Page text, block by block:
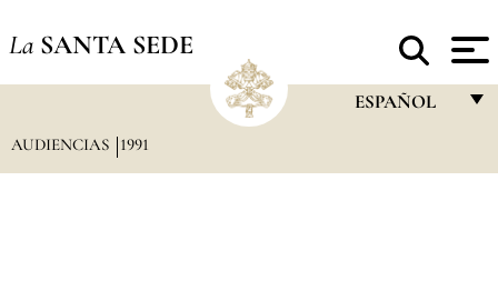
La SANTA SEDE
ESPAÑOL
AUDIENCIAS 1991